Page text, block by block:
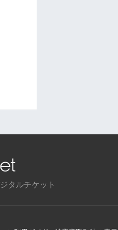
タルチケット